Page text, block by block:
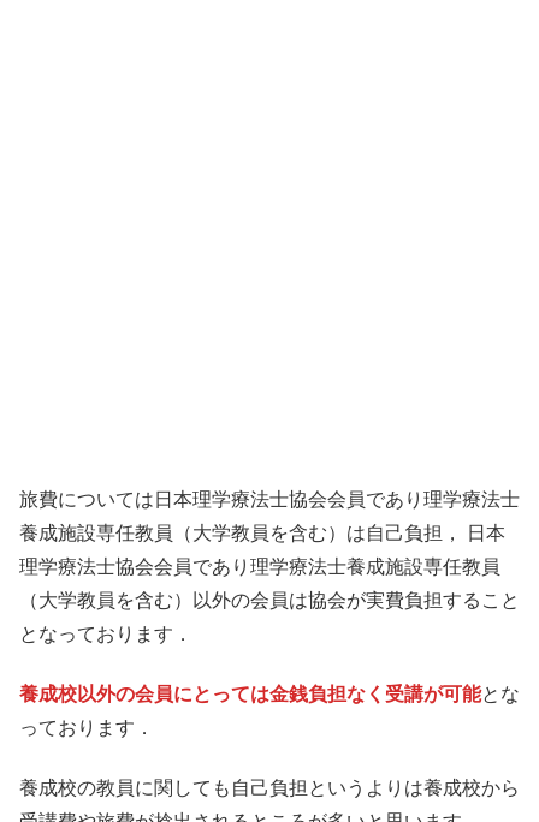
旅費については日本理学療法士協会会員であり理学療法士
養成施設専任教員（大学教員を含む）は自己負担， 日本
理学療法士協会会員であり理学療法士養成施設専任教員
（大学教員を含む）以外の会員は協会が実費負担すること
となっております．
養成校以外の会員にとっては金銭負担なく受講が可能とな
っております．
養成校の教員に関しても自己負担というよりは養成校から